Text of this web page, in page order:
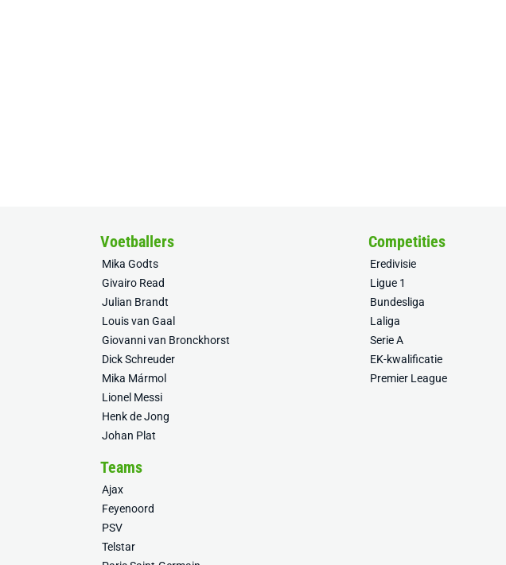
Voetballers
Mika Godts
Givairo Read
Julian Brandt
Louis van Gaal
Giovanni van Bronckhorst
Dick Schreuder
Mika Mármol
Lionel Messi
Henk de Jong
Johan Plat
Competities
Eredivisie
Ligue 1
Bundesliga
Laliga
Serie A
EK-kwalificatie
Premier League
Teams
Ajax
Feyenoord
PSV
Telstar